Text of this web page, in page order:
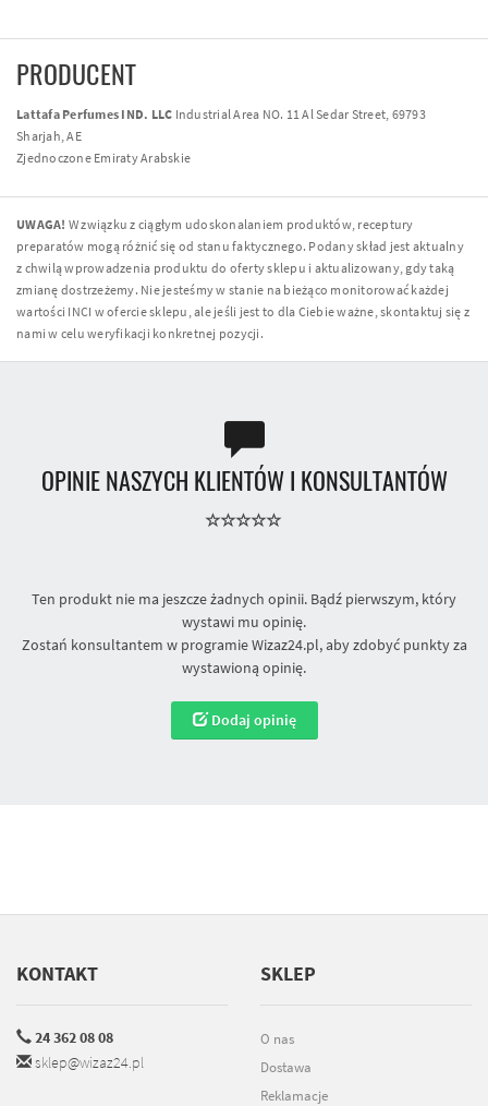
PRODUCENT
Lattafa Perfumes IND. LLC Industrial Area NO. 11 Al Sedar Street, 69793
Sharjah, AE
Zjednoczone Emiraty Arabskie
UWAGA! W związku z ciągłym udoskonalaniem produktów, receptury
preparatów mogą różnić się od stanu faktycznego. Podany skład jest aktualny
z chwilą wprowadzenia produktu do oferty sklepu i aktualizowany, gdy taką
zmianę dostrzeżemy. Nie jesteśmy w stanie na bieżąco monitorować każdej
wartości INCI w ofercie sklepu, ale jeśli jest to dla Ciebie ważne, skontaktuj się z
nami w celu weryfikacji konkretnej pozycji.
OPINIE NASZYCH KLIENTÓW I KONSULTANTÓW
Ten produkt nie ma jeszcze żadnych opinii. Bądź pierwszym, który
wystawi mu opinię.
Zostań konsultantem w programie Wizaz24.pl, aby zdobyć punkty za
wystawioną opinię.
Dodaj opinię
KONTAKT
24 362 08 08
sklep@wizaz24.pl
SKLEP
O nas
Dostawa
Reklamacje